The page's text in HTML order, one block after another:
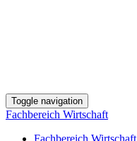
Toggle navigation
Fachbereich Wirtschaft
Fachbereich Wirtschaft